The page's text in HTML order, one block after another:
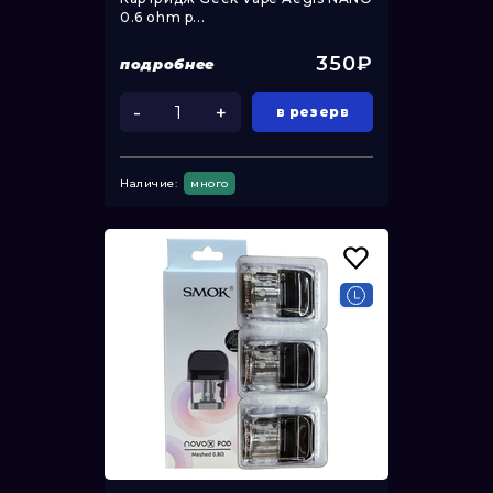
0.6 ohm p...
подробнее 350₽
- + в резерв
Наличие: много